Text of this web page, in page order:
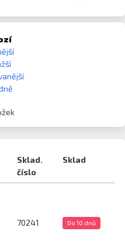
Sklad.
číslo
Sklad
70241 Do 10 dnů